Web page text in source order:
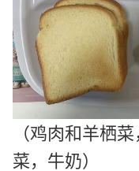
（鸡肉和羊栖
菜，牛奶）